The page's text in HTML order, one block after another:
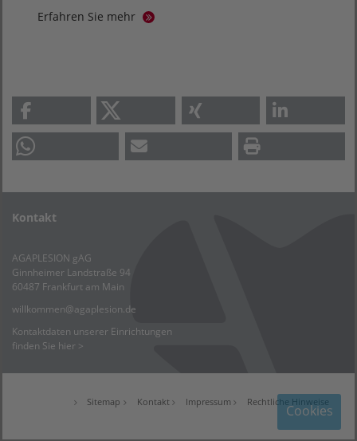
Erfahren Sie mehr
Kontakt
AGAPLESION gAG
Ginnheimer Landstraße 94
60487 Frankfurt am Main
willkommen@agaplesion.de
Kontaktdaten unserer Einrichtungen
finden Sie hier >
Sitemap Kontakt Impressum Rechtliche Hinweise
Cookies